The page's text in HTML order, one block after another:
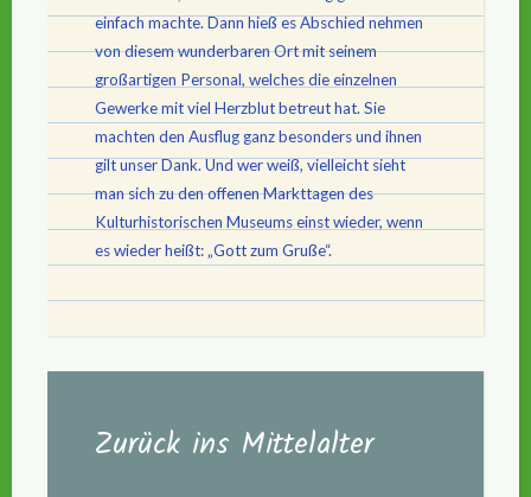
einfach machte. Dann hieß es Abschied nehmen
von diesem wunderbaren Ort mit seinem
großartigen Personal, welches die einzelnen
Gewerke mit viel Herzblut betreut hat. Sie
machten den Ausflug ganz besonders und ihnen
gilt unser Dank. Und wer weiß, vielleicht sieht
man sich zu den offenen Markttagen des
Kulturhistorischen Museums einst wieder, wenn
es wieder heißt: „Gott zum Gruße“.
Zurück ins Mittelalter